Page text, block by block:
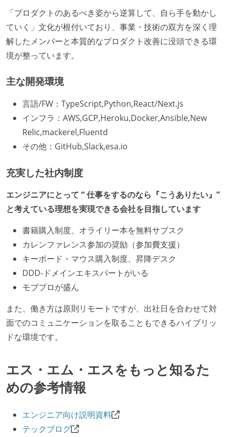
「プロダクトのあるべき姿から逆算して、自ら手を動かし
ていく」文化が根付いており、事業・技術の双方を深く理
解したメンバーと本質的なプロダクト改善に没頭できる環
境が整っています。
主な開発環境
言語/FW：TypeScript,Python,React/Next.js
インフラ：AWS,GCP,Heroku,Docker,Ansible,New
Relic,mackerel,Fluentd
その他：GitHub,Slack,esa.io
充実した社内制度
エンジニアにとって “ 仕事をするのなら『こうありたい』”
と考えている理想を実現できる会社を目指しています
書籍購入制度、オライリー本を無料サブスク
カレンファレンス参加の奨励（参加費支援）
キーボード・マウス購入制度、昇降デスク
DDD-ドメインエキスパートがいる
モブプロが盛ん
また、働き方は原則リモートですが、出社日を合わせて対
面でのコミュニケーションを取ることもできるハイブリッ
ドな環境です。
エス・エム・エスをもっと知るた
めの参考情報
エンジニア向け説明資料
テックブログ